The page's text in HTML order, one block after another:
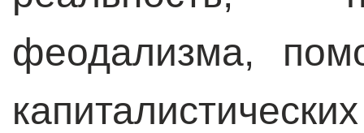
феодализма,